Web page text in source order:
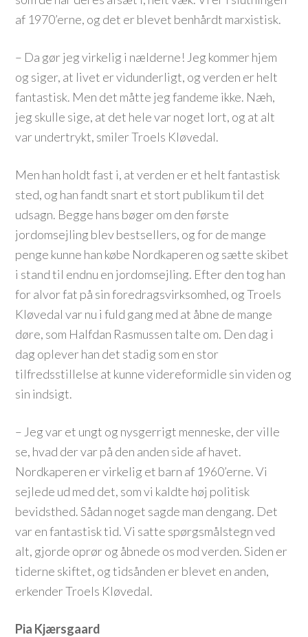
af 1970’erne, og det er blevet benhårdt marxistisk.
– Da gør jeg virkelig i nælderne! Jeg kommer hjem
og siger, at livet er vidunderligt, og verden er helt
fantastisk. Men det måtte jeg fandeme ikke. Næh,
jeg skulle sige, at det hele var noget lort, og at alt
var undertrykt, smiler Troels Kløvedal.
Men han holdt fast i, at verden er et helt fantastisk
sted, og han fandt snart et stort publikum til det
udsagn. Begge hans bøger om den første
jordomsejling blev bestsellers, og for de mange
penge kunne han købe Nordkaperen og sætte skibet
i stand til endnu en jordomsejling. Efter den tog han
for alvor fat på sin foredragsvirksomhed, og Troels
Kløvedal var nu i fuld gang med at åbne de mange
døre, som Halfdan Rasmussen talte om. Den dag i
dag oplever han det stadig som en stor
tilfredsstillelse at kunne videreformidle sin viden og
sin indsigt.
– Jeg var et ungt og nysgerrigt menneske, der ville
se, hvad der var på den anden side af havet.
Nordkaperen er virkelig et barn af 1960’erne. Vi
sejlede ud med det, som vi kaldte høj politisk
bevidsthed. Sådan noget sagde man dengang. Det
var en fantastisk tid. Vi satte spørgsmålstegn ved
alt, gjorde oprør og åbnede os mod verden. Siden er
tiderne skiftet, og tidsånden er blevet en anden,
erkender Troels Kløvedal.
Pia Kjærsgaard